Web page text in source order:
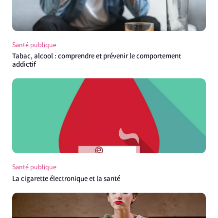
Santé publique
Tabac, alcool : comprendre et prévenir le comportement
addictif
Santé publique
La cigarette électronique et la santé